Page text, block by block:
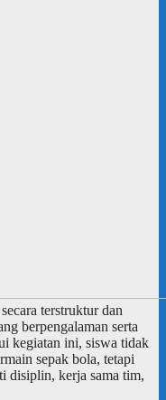
terstruktur dan
berpengalaman serta
kegiatan ini, siswa tidak
sepak bola, tetapi
disiplin, kerja sama tim,